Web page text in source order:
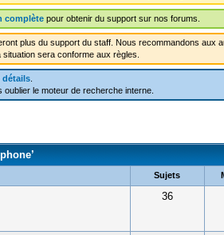
complètepour obtenir du support sur nos forums.
plus du support du staff. Nous recommandons aux
sera conforme aux règles.
détails.
oublier le moteur de recherche interne.
Sujets
36